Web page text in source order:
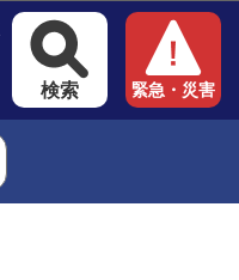
検索 緊急・災害